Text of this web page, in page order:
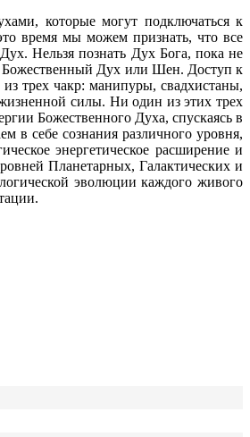
которые могут подключаться к
время мы можем признать, что все
Нельзя познать Дух Бога, пока не
Божественный Дух или Шен. Доступ к
трех чакр: манипуры, свадхистаны,
силы. Ни один из этих трех
Божественного Духа, спускаясь в
в себе сознания различного уровня,
энергетическое расширение и
Планетарных, Галактических и
эволюции каждого живого